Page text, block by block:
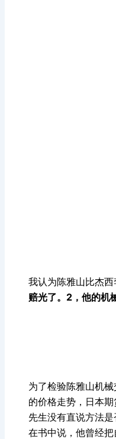
我认为陈雅山比杰
赔光了。2，他的机
为了检验陈雅山机
的价格走势，日本
先生没有直说方法
在书中说，他曾经